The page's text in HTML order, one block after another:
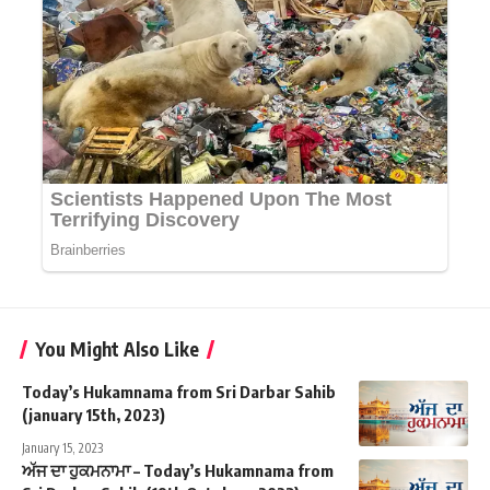
You Might Also Like
Today’s Hukamnama from Sri Darbar Sahib
(january 15th, 2023)
January 15, 2023
ਅੱਜ ਦਾ ਹੁਕਮਨਾਮਾ – Today’s Hukamnama from